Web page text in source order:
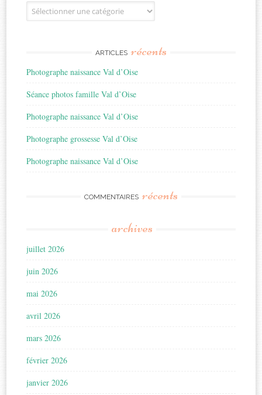
Catégories
ARTICLES récents
Photographe naissance Val d’Oise
Séance photos famille Val d’Oise
Photographe naissance Val d’Oise
Photographe grossesse Val d’Oise
Photographe naissance Val d’Oise
COMMENTAIRES récents
archives
juillet 2026
juin 2026
mai 2026
avril 2026
mars 2026
février 2026
janvier 2026